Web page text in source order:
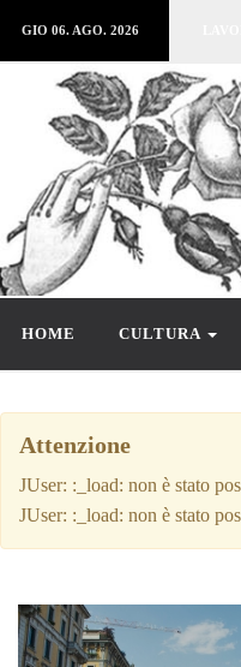
GIO 06. AGO. 2026
HOME CULTURA
Attenzione
JUser: :_load: non è stato
JUser: :_load: non è stato